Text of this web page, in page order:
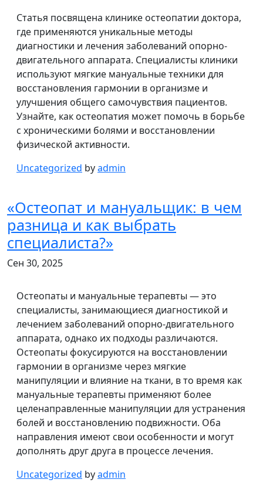
Статья посвящена клинике остеопатии доктора,
где применяются уникальные методы
диагностики и лечения заболеваний опорно-
двигательного аппарата. Специалисты клиники
используют мягкие мануальные техники для
восстановления гармонии в организме и
улучшения общего самочувствия пациентов.
Узнайте, как остеопатия может помочь в борьбе
с хроническими болями и восстановлении
физической активности.
Uncategorized byadmin
«Остеопат и мануальщик: в чем
разница и как выбрать
специалиста?»
Сен 30, 2025
Остеопаты и мануальные терапевты — это
специалисты, занимающиеся диагностикой и
лечением заболеваний опорно-двигательного
аппарата, однако их подходы различаются.
Остеопаты фокусируются на восстановлении
гармонии в организме через мягкие
манипуляции и влияние на ткани, в то время как
мануальные терапевты применяют более
целенаправленные манипуляции для устранения
болей и восстановлению подвижности. Оба
направления имеют свои особенности и могут
дополнять друг друга в процессе лечения.
Uncategorized byadmin